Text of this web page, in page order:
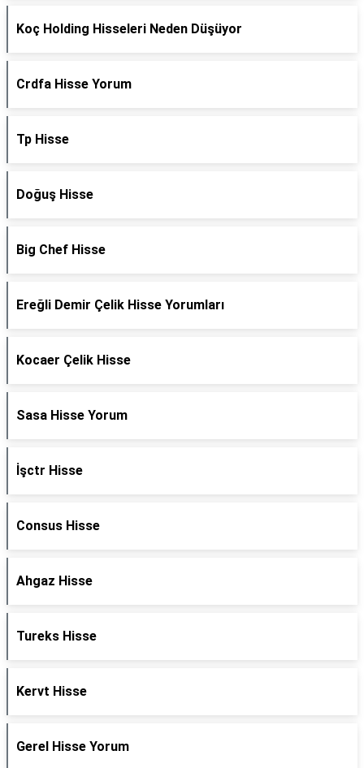
Koç Holding Hisseleri Neden Düşüyor
Crdfa Hisse Yorum
Tp Hisse
Doğuş Hisse
Big Chef Hisse
Ereğli Demir Çelik Hisse Yorumları
Kocaer Çelik Hisse
Sasa Hisse Yorum
İşctr Hisse
Consus Hisse
Ahgaz Hisse
Tureks Hisse
Kervt Hisse
Gerel Hisse Yorum